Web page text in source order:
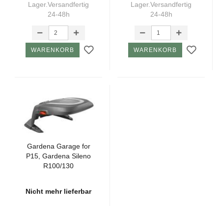
Lager.Versandfertig
24-48h
WARENKORB
Lager.Versandfertig
24-48h
WARENKORB
Gar­de­na Ga­ra­ge for
P15, Gar­de­na Si­le­no
R100/130
Nicht mehr lieferbar